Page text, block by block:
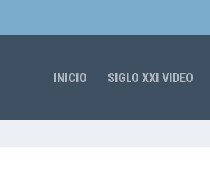
INICIO SIGLO XXI VIDEO